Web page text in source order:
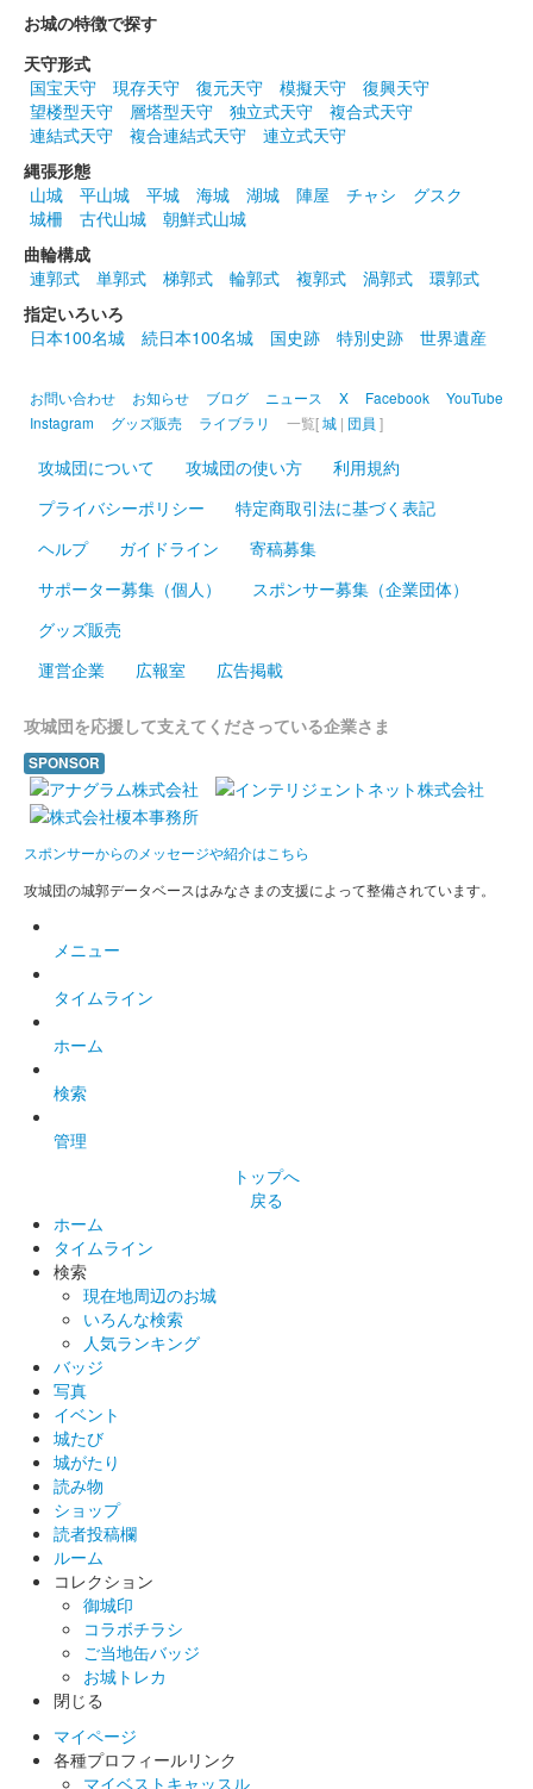
お城の特徴で探す
天守形式
国宝天守
現存天守 復元天守 模擬天守
復興天守
望楼型天守
層塔型天守 独立式天守
複合式天守
連結式天守
複合連結式天守
連立式天守
縄張形態
山城
平山城 平城 海城 湖城 陣屋 チャシ
グスク
城柵
古代山城
朝鮮式山城
曲輪構成
連郭式
単郭式 梯郭式 輪郭式 複郭式 渦郭式
環郭式
指定いろいろ
日本100名城
続日本100名城 国史跡 特別史跡 世界遺産
お問い合わせ お知らせ ブログ ニュース X Facebook
YouTube
Instagram
グッズ販売 ライブラリ 一覧[城 | 団員 ]
攻城団について 攻城団の使い方
利用規約
プライバシーポリシー
特定商取引法に基づく表記
ヘルプ
ガイドライン
寄稿募集
サポーター募集（個人）
スポンサー募集（企業団体）
グッズ販売
運営企業
広報室 広告掲載
攻城団を応援して支えてくださっている企業さま
SPONSOR
スポンサーからのメッセージや紹介はこちら
攻城団の城郭データベースはみなさまの支援によって整備されています。
メニュー
タイムライン
ホーム
検索
管理
トップへ
戻る
ホーム
タイムライン
検索
現在地周辺のお城
いろんな検索
人気ランキング
バッジ
写真
イベント
城たび
城がたり
読み物
ショップ
読者投稿欄
ルーム
コレクション
御城印
コラボチラシ
ご当地缶バッジ
お城トレカ
閉じる
マイページ
各種プロフィールリンク
マイベストキャッスル